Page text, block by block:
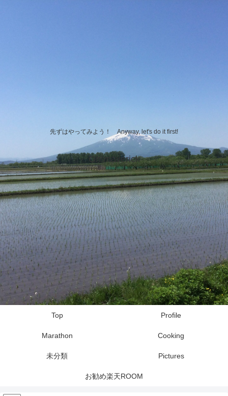
先ずはやってみよう！ Anyway, let's do it first!
Oh!maverick
Top Profile
Marathon Cooking
未分類 Pictures
お勧め楽天ROOM